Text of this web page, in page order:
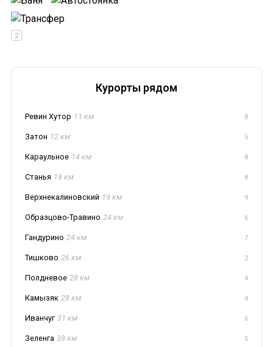
Курорты рядом
Ревин Хутор 11 км 8
Затон 12 км 5
Караульное 14 км 8
Станья 18 км 8
Верхнекалиновский 19 км 9
Образцово-Травино 24 км 6
Гандурино 24 км 7
Тишково 26 км 2
Полдневое 28 км 4
Камызяк 28 км 4
Иванчуг 31 км 6
Зеленга 38 км 5